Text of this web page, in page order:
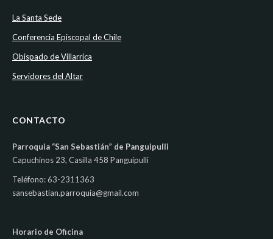
La Santa Sede
Conferencia Episcopal de Chile
Obispado de Villarrica
Servidores del Altar
CONTACTO
Parroquia “San Sebastián” de Panguipulli
Capuchinos 23, Casilla 458 Panguipulli
Teléfono: 63-2311363
sansebastian.parroquia@gmail.com
Horario de Oficina